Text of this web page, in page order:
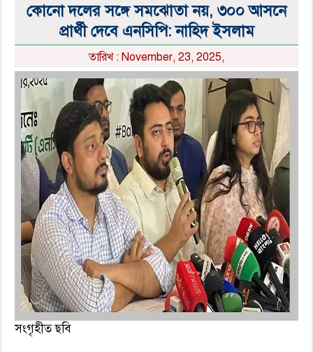
কোনো দলের সঙ্গে সমঝোতা নয়, ৩০০ আসনে
প্রার্থী দেবে এনসিপি: নাহিদ ইসলাম
তারিখ : November, 23, 2025,
সংগৃহীত ছবি